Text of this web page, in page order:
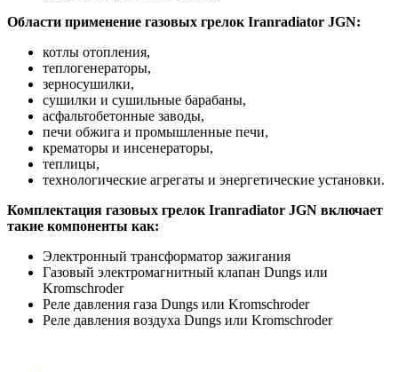
Области применение газовых грелок Iranradiator JGN:
котлы отопления,
теплогенераторы,
зерносушилки,
сушилки и сушильные барабаны,
асфальтобетонные заводы,
печи обжига и промышленные печи,
крематоры и инсенераторы,
теплицы,
технологические агрегаты и энергетические установки.
Комплектация газовых грелок Iranradiator JGN включает
такие компоненты как:
Электронный трансформатор зажигания
Газовый электромагнитный клапан Dungs или
Kromschroder
Реле давления газа Dungs или Kromschroder
Реле давления воздуха Dungs или Kromschroder